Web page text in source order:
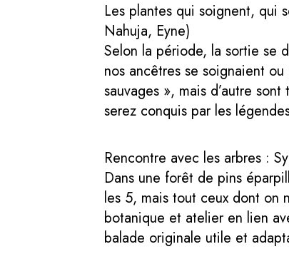
Les plantes qui soignent,
Nahuja, Eyne)
Selon la période, la sortie se
nos ancêtres se soignaient
sauvages », mais d’autre
serez conquis par les
Rencontre avec les arbres :
Dans une forêt de pins
les 5, mais tout ceux dont on
botanique et atelier en lien
balade originale utile et